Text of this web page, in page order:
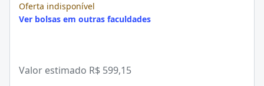
Oferta indisponível
Ver bolsas em outras faculdades
Valor estimado R$ 599,15